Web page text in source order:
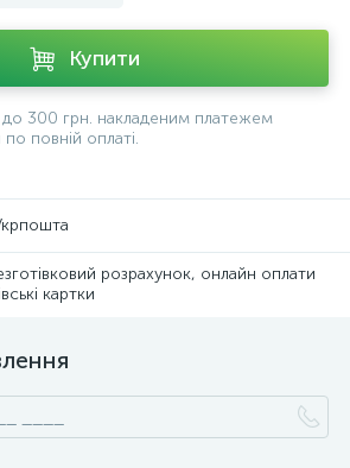
Купити
300 грн. накладеним платежем
по повній оплаті.
розрахунок, онлайн оплати
картки